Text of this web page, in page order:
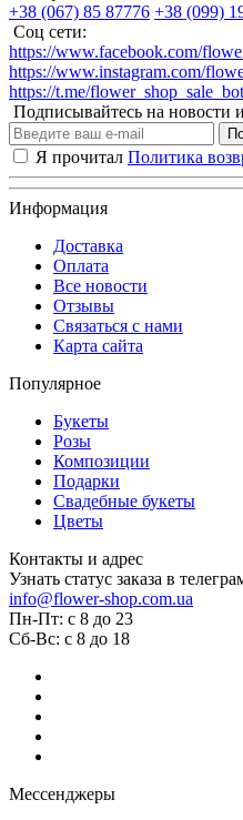
+38 (067) 85 87776 +38 (099)
Соц сети:
https://www.facebook.com/
https://www.instagram.com/
https://t.me/flower_shop_sale_bot
Подписывайтесь на новости
Я прочитал Политика
Информация
Доставка
Оплата
Все новости
Отзывы
Связаться с нами
Карта сайта
Популярное
Букеты
Розы
Композиции
Подарки
Свадебные букеты
Цветы
Контакты и адрес
Узнать статус заказа в
info@flower-shop.com.ua
Пн-Пт: с 8 до 23
Сб-Вс: с 8 до 18
Мессенджеры